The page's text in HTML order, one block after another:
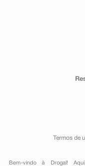
Termos de
Bem-vindo à Drogal!